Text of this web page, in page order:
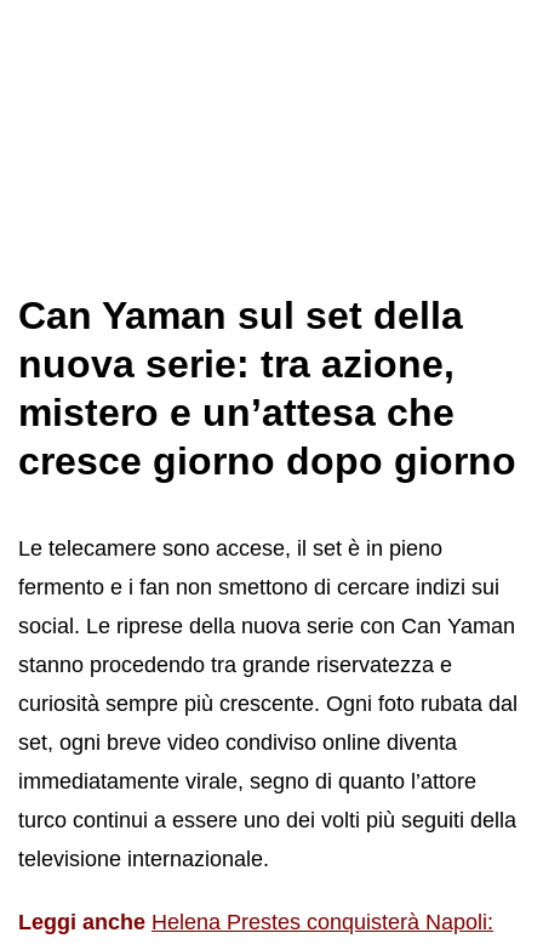
Can Yaman sul set della
nuova serie: tra azione,
mistero e un’attesa che
cresce giorno dopo giorno
Le telecamere sono accese, il set è in pieno
fermento e i fan non smettono di cercare indizi sui
social. Le riprese della nuova serie con Can Yaman
stanno procedendo tra grande riservatezza e
curiosità sempre più crescente. Ogni foto rubata dal
set, ogni breve video condiviso online diventa
immediatamente virale, segno di quanto l’attore
turco continui a essere uno dei volti più seguiti della
televisione internazionale.
Leggi anche Helena Prestes conquisterà Napoli: